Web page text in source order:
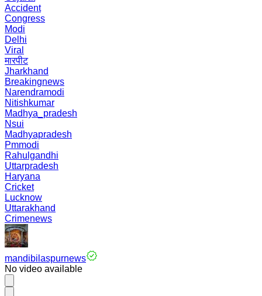
Accident
Congress
Modi
Delhi
Viral
मारपीट
Jharkhand
Breakingnews
Narendramodi
Nitishkumar
Madhya_pradesh
Nsui
Madhyapradesh
Pmmodi
Rahulgandhi
Uttarpradesh
Haryana
Cricket
Lucknow
Uttarakhand
Crimenews
mandibilaspurnews
No video available